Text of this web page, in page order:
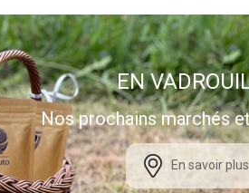
EN
Nos prochains marchés
En savoir plus